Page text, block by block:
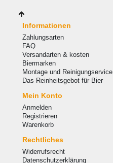
Informationen
Zahlungsarten
FAQ
Versandarten & kosten
Biermarken
Montage und Reinigungservice
Das Reinheitsgebot für Bier
Mein Konto
Anmelden
Registrieren
Warenkorb
Rechtliches
Widerrufsrecht
Datenschutzerklärung